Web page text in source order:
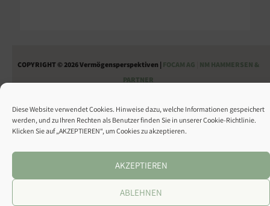
Diese Website verwendet Cookies. Hinweise dazu, welche Informationen gespeichert
werden, und zu Ihren Rechten als Benutzer finden Sie in unserer Cookie-Richtlinie.
Klicken Sie auf „AKZEPTIEREN“, um Cookies zu akzeptieren.
AKZEPTIEREN
ABLEHNEN
COPYRIGHT © 2026 Vermögensperspektiven | FOCAM AG NM HAMMERSEN &
PARTNER
ÜBER UNS KONTAKT DATENSCHUTZ IMPRESSUM